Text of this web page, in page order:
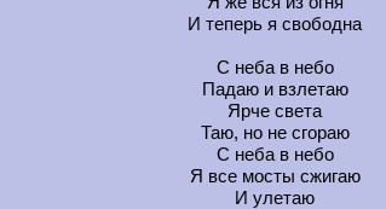
И теперь я свободна
С неба в небо
Падаю и взлетаю
Ярче света
Таю, но не сгораю
С неба в небо
Я все мосты сжигаю
И улетаю